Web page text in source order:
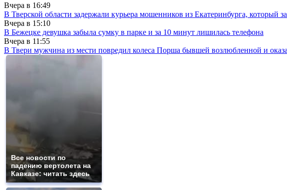
Вчера в 16:49
В Тверской области задержали курьера мошенников из Екатеринбурга, который
Вчера в 15:10
В Бежецке девушка забыла сумку в парке и за 10 минут лишилась телефона
Вчера в 11:55
В Твери мужчина из мести повредил колеса Порша бывшей возлюбленной и
Все новости по
падению вертолета на
Кавказе: читать здесь